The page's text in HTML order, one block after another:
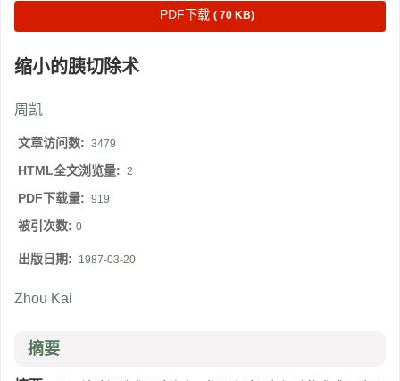
PDF下载 ( 70 KB)
缩小的胰切除术
周凯
文章访问数: 3479
HTML全文浏览量: 2
PDF下载量: 919
被引次数: 0
出版日期: 1987-03-20
Zhou Kai
摘要